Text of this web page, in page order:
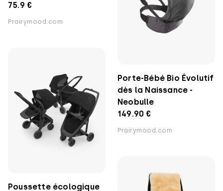
75.9 €
Prairymood.com
Porte-Bébé Bio Évolutif
dès la Naissance -
Neobulle
149.90 €
Prairymood.com
Poussette écologique